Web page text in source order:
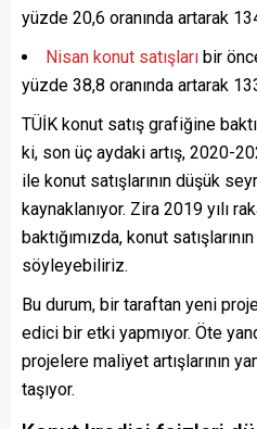
yüzde 20,6 oranında artarak
Nisan konut satışları bir
yüzde 38,8 oranında artarak
TÜİK konut satış grafiğine
ki, son üç aydaki artış, 2020-
ile konut satışlarının düşük
kaynaklanıyor. Zira 2019 yılı
baktığımızda, konut
söyleyebiliriz.
Bu durum, bir taraftan yeni
edici bir etki yapmıyor. Öte
projelere maliyet artışlarının
taşıyor.